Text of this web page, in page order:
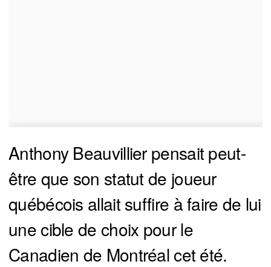
Anthony Beauvillier pensait peut-
être que son statut de joueur
québécois allait suffire à faire de lui
une cible de choix pour le
Canadien de Montréal cet été.